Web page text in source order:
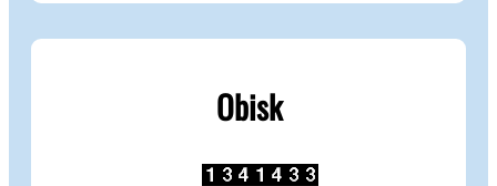
Obisk